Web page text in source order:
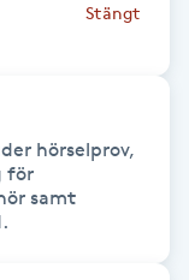
Stängt
hörselprov,
för
samt